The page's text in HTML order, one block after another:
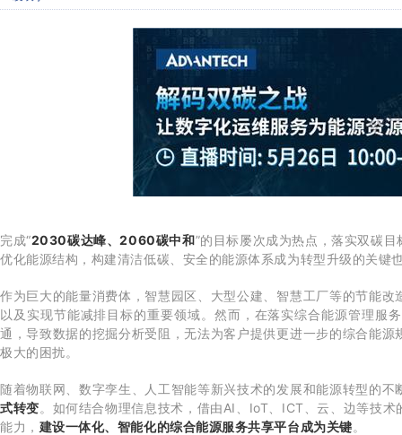
完成“2030碳达峰、2060碳中和”的目标屡次成为热点，落实双碳
优化能源结构，构建清洁低碳、安全的能源体系成为转型升级的关键
作为巨大的能量消费体，智慧园区、大型公建、智慧工厂等的节能
以及实现节能减排目标的重要领域。然而，在落实综合能源管理服
通，导致数据的挖掘分析受阻，无法为客户提供更进一步的综合能
极大的困扰。
随着物联网、数字孪生、人工智能等新兴技术的发展和能源转型的不
式转变。如何结合物理信息技术，借由AI、IoT、ICT、云、边等技
能力， 建设一体化、智能化的综合能源服务共享平台成为关键。